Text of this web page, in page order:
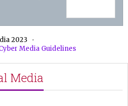
2023
Media Guidelines
Media